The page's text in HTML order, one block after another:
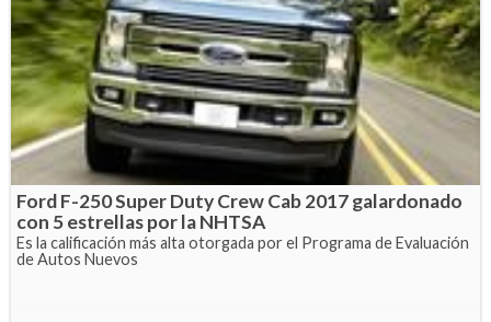
Ford F-250 Super Duty Crew Cab 2017 galardonado
con 5 estrellas por la NHTSA
Es la calificación más alta otorgada por el Programa de Evaluación
de Autos Nuevos